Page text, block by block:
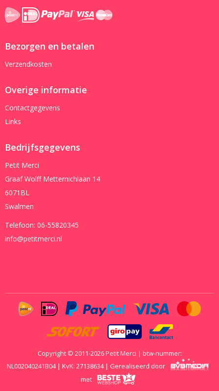
Bezorgen en betalen
Verzendkosten
Overige informatie
Contactgegevens
Links
Bedrijfsgegevens
Petit Merci
Graaf Wolff Metternichlaan 14
6071BL
Swalmen
Telefoon: 06-55820345
info@petitmerci.nl
Copyright © 2011-2026 Petit Merci | btw-nummer:
NL002040241B04 | KvK: 27138634 | Gerealiseerd door
met